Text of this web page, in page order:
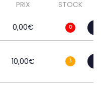
PRIX STOCK
0,00€ 0
10,00€ 3